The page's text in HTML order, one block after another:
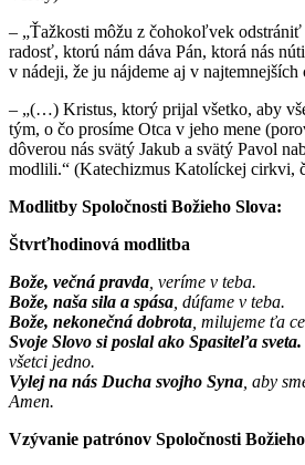
– „Ťažkosti môžu z čohokoľvek
radosť, ktorú nám dáva Pán, ktorá nás
v nádeji, že ju nájdeme aj v
– „(…) Kristus, ktorý prijal všetko, aby
tým, o čo prosíme Otca v jeho mene
dôverou nás svätý Jakub a svätý Pavol
modlili.“ (Katechizmus Katolíckej cirkvi,
Modlitby Spoločnosti Božieho Slova:
Štvrťhodinová modlitba
Bože, večná pravda , veríme v teba.
Bože, naša sila a spása , dúfame v teba.
Bože, nekonečná dobrota , milujeme ťa
Svoje Slovo si poslal ako Spasiteľa sveta.
všetci jedno.
Vylej na nás Ducha svojho Syna , aby
Amen.
Vzývanie patrónov Spoločnosti